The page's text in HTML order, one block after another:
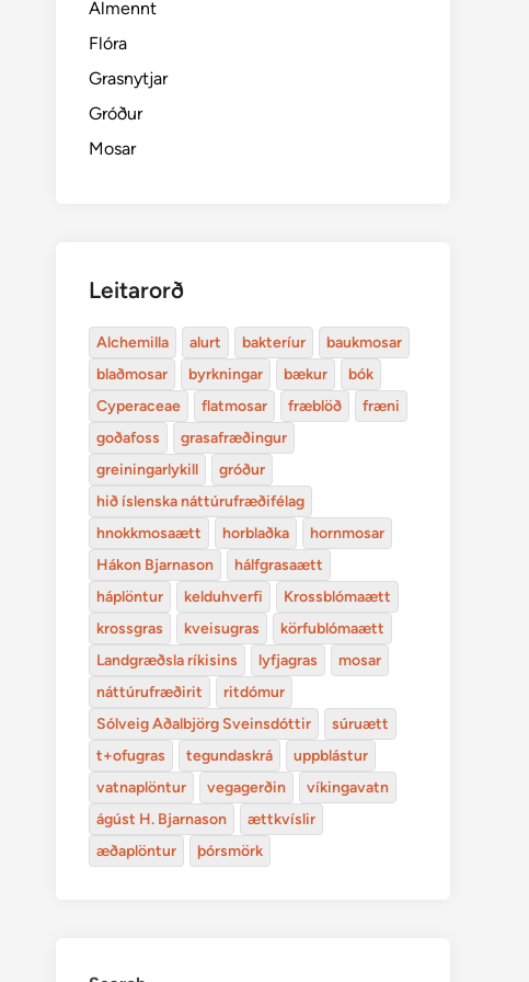
Almennt
Flóra
Grasnytjar
Gróður
Mosar
Leitarorð
Alchemilla alurt bakteríur
baukmosar
blaðmosar
byrkningar bækur
bók
Cyperaceae
flatmosar fræblöð
fræni
goðafoss
grasafræðingur
greiningarlykill
gróður
hið íslenska náttúrufræðifélag
hnokkmosaætt
horblaðka
hornmosar
Hákon Bjarnason
hálfgrasaætt
háplöntur
kelduhverfi
Krossblómaætt
krossgras
kveisugras
körfublómaætt
Landgræðsla ríkisins
lyfjagras
mosar
náttúrufræðirit
ritdómur
Sólveig Aðalbjörg Sveinsdóttir
súruætt
t+ofugras
tegundaskrá
uppblástur
vatnaplöntur
vegagerðin
víkingavatn
ágúst H. Bjarnason
ættkvíslir
æðaplöntur
þórsmörk